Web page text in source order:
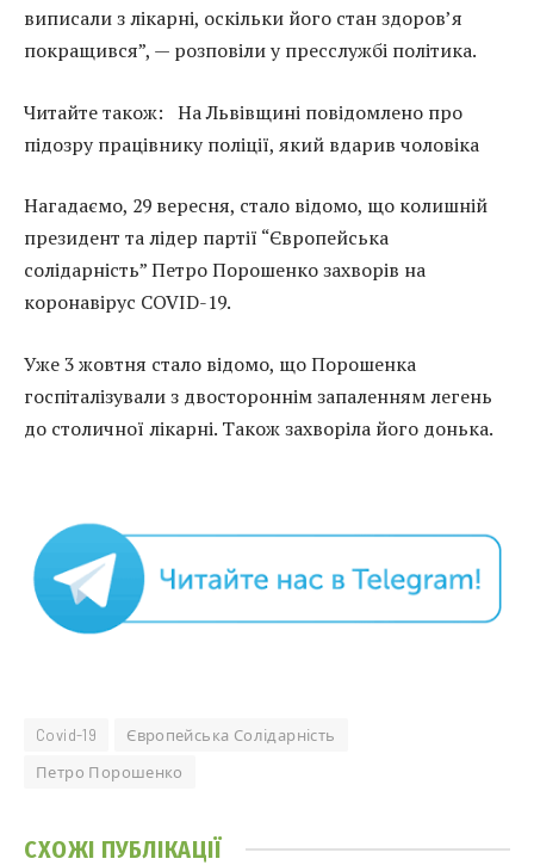
виписали з лікарні, оскільки його стан здоров’я
покращився”, — розповіли у пресслужбі політика.
Читайте також: На Львівщині повідомлено про
підозру працівнику поліції, який вдарив чоловіка
Нагадаємо, 29 вересня, стало відомо, що колишній
президент та лідер партії “Європейська
солідарність” Петро Порошенко захворів на
коронавірус COVID-19.
Уже 3 жовтня стало відомо, що Порошенка
госпіталізували з двостороннім запаленням легень
до столичної лікарні. Також захворіла його донька.
Covid-19
Європейська Солідарність
Петро Порошенко
СХОЖІ ПУБЛІКАЦІЇ